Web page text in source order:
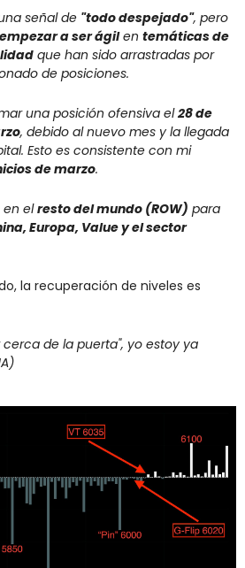
señal de "todo despejado", pero
empezar a ser ágil en temáticas de
que han sido arrastradas por
de posiciones.
una posición ofensiva el 28 de
, debido al nuevo mes y la llegada
Esto es consistente con mi
de marzo.
en el resto del mundo (ROW) para
Europa, Value y el sector
la recuperación de niveles es
de la puerta", yo estoy ya